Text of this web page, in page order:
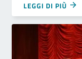
LEGGI DI PIÙ